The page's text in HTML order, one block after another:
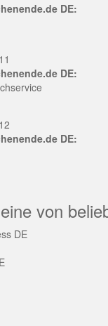
DE:
DE:
DE:
von
DE